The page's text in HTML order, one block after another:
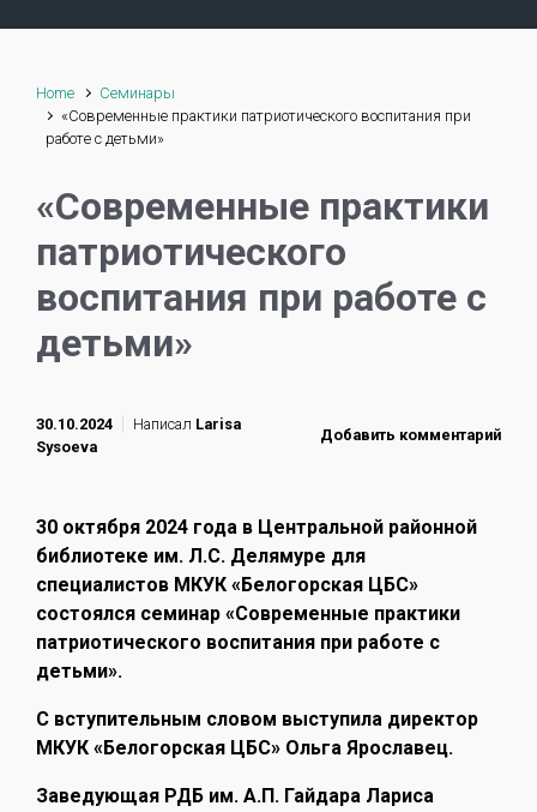
Home
Семинары
«Современные практики патриотического воспитания при
работе с детьми»
«Современные практики
патриотического
воспитания при работе с
детьми»
30.10.2024 Написал Larisa
Sysoeva
Добавить комментарий
30 октября 2024 года в Центральной районной
библиотеке им. Л.С. Делямуре для
специалистов МКУК «Белогорская ЦБС»
состоялся семинар «Современные практики
патриотического воспитания при работе с
детьми».
С вступительным словом выступила директор
МКУК «Белогорская ЦБС» Ольга Ярославец.
Заведующая РДБ им. А.П. Гайдара Лариса